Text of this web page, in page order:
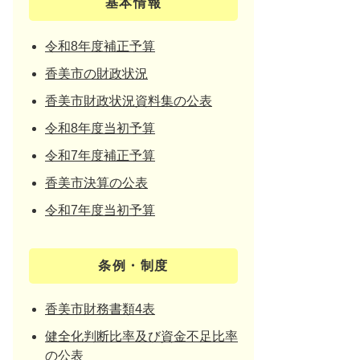
基本情報
令和8年度補正予算
香美市の財政状況
香美市財政状況資料集の公表
令和8年度当初予算
令和7年度補正予算
香美市決算の公表
令和7年度当初予算
条例・制度
香美市財務書類4表
健全化判断比率及び資金不足比率
の公表